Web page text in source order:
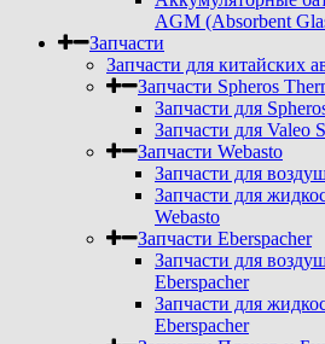
AGM (Absorbent
Запчасти
Запчасти для китайских
Запчасти Spheros
Запчасти для
Запчасти для Valeo
Запчасти Webasto
Запчасти для
Запчасти для
Webasto
Запчасти Eberspacher
Запчасти для
Eberspacher
Запчасти для
Eberspacher